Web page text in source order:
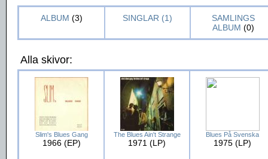
ALBUM (3) SINGLAR (1)
SAMLINGS
ALBUM (0)
Alla skivor:
Slim's Blues Gang
1966 (EP)
The Blues Ain't Strange
1971 (LP)
Blues På Svenska
1975 (LP)